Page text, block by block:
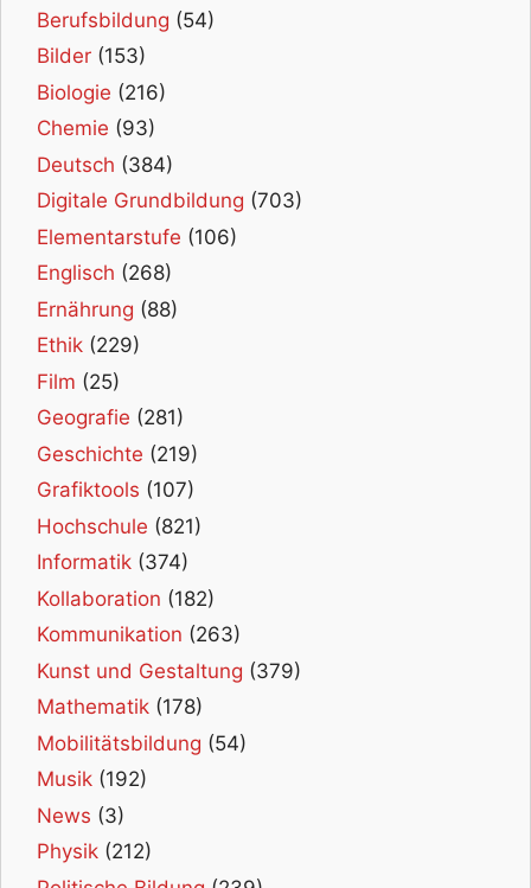
Berufsbildung (54)
Bilder (153)
Biologie (216)
Chemie (93)
Deutsch (384)
Digitale Grundbildung (703)
Elementarstufe (106)
Englisch (268)
Ernährung (88)
Ethik (229)
Film (25)
Geografie (281)
Geschichte (219)
Grafiktools (107)
Hochschule (821)
Informatik (374)
Kollaboration (182)
Kommunikation (263)
Kunst und Gestaltung (379)
Mathematik (178)
Mobilitätsbildung (54)
Musik (192)
News (3)
Physik (212)